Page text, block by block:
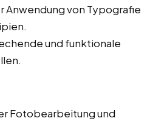
Anwendung von Typografie
und funktionale
Fotobearbeitung und